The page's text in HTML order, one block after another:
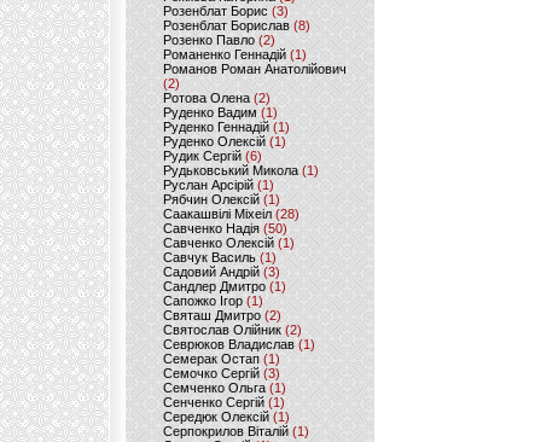
Розенблат Борис (3)
Розенблат Борислав (8)
Розенко Павло (2)
Романенко Геннадій (1)
Романов Роман Анатолійович
(2)
Ротова Олена(2)
Руденко Вадим (1)
Руденко Геннадій (1)
Руденко Олексій(1)
Рудик Сергій(6)
Рудьковський Микола (1)
Руслан Арсірій(1)
Рябчин Олексій (1)
Саакашвілі Міхеіл(28)
Савченко Надія (50)
Савченко Олексій(1)
Савчук Василь (1)
Садовий Андрій (3)
Сандлер Дмитро(1)
Сапожко Ігор(1)
Святаш Дмитро (2)
Святослав Олійник (2)
Севрюков Владислав (1)
Семерак Остап (1)
Семочко Сергій (3)
Семченко Ольга (1)
Сенченко Сергій(1)
Середюк Олексій(1)
Серпокрилов Віталій(1)